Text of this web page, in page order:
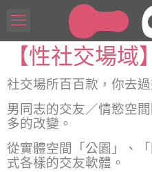
【性社交場域】
社交場所百百款，你去過
男同志的交友／情慾空
多的改變。
從實體空間「公園」、「
式各樣的交友軟體。